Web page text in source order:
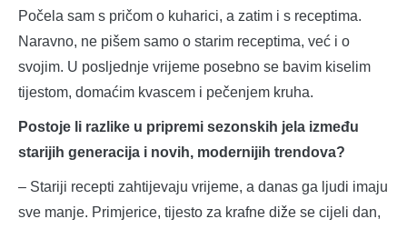
Počela sam s pričom o kuharici, a zatim i s receptima.
Naravno, ne pišem samo o starim receptima, već i o
svojim. U posljednje vrijeme posebno se bavim kiselim
tijestom, domaćim kvascem i pečenjem kruha.
Postoje li razlike u pripremi sezonskih jela između
starijih generacija i novih, modernijih trendova?
– Stariji recepti zahtijevaju vrijeme, a danas ga ljudi imaju
sve manje. Primjerice, tijesto za krafne diže se cijeli dan,